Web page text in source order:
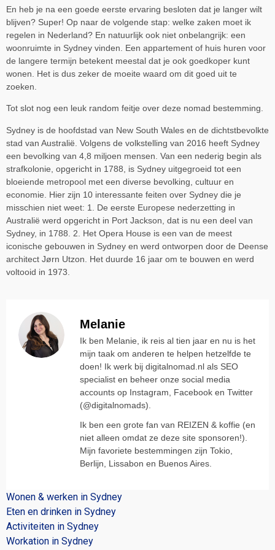
En heb je na een goede eerste ervaring besloten dat je langer wilt
blijven? Super! Op naar de volgende stap: welke zaken moet ik
regelen in Nederland? En natuurlijk ook niet onbelangrijk: een
woonruimte in Sydney vinden. Een appartement of huis huren voor
de langere termijn betekent meestal dat je ook goedkoper kunt
wonen. Het is dus zeker de moeite waard om dit goed uit te
zoeken.
Tot slot nog een leuk random feitje over deze nomad bestemming.
Sydney is de hoofdstad van New South Wales en de dichtstbevolkte
stad van Australië. Volgens de volkstelling van 2016 heeft Sydney
een bevolking van 4,8 miljoen mensen. Van een nederig begin als
strafkolonie, opgericht in 1788, is Sydney uitgegroeid tot een
bloeiende metropool met een diverse bevolking, cultuur en
economie. Hier zijn 10 interessante feiten over Sydney die je
misschien niet weet: 1. De eerste Europese nederzetting in
Australië werd opgericht in Port Jackson, dat is nu een deel van
Sydney, in 1788. 2. Het Opera House is een van de meest
iconische gebouwen in Sydney en werd ontworpen door de Deense
architect Jørn Utzon. Het duurde 16 jaar om te bouwen en werd
voltooid in 1973.
Melanie
Ik ben Melanie, ik reis al tien jaar en nu is het
mijn taak om anderen te helpen hetzelfde te
doen! Ik werk bij digitalnomad.nl als SEO
specialist en beheer onze social media
accounts op Instagram, Facebook en Twitter
(@digitalnomads).
Ik ben een grote fan van REIZEN & koffie (en
niet alleen omdat ze deze site sponsoren!).
Mijn favoriete bestemmingen zijn Tokio,
Berlijn, Lissabon en Buenos Aires.
Wonen & werken in Sydney
Eten en drinken in Sydney
Activiteiten in Sydney
Workation in Sydney